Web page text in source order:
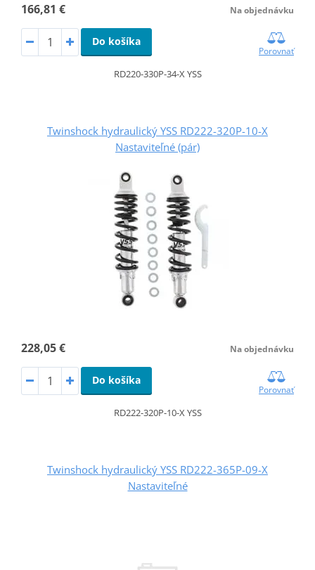
166,81 € Na objednávku
Do košíka
Porovnať
RD220-330P-34-X YSS
Twinshock hydraulický YSS RD222-320P-10-X
Nastaviteľné (pár)
228,05 € Na objednávku
Do košíka
Porovnať
RD222-320P-10-X YSS
Twinshock hydraulický YSS RD222-365P-09-X
Nastaviteľné